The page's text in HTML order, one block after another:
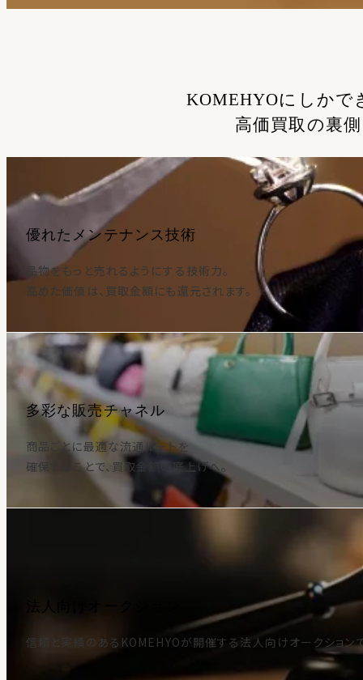
KOMEHYOにしかで
高価買取の裏側
優れたメンテナンス技術
品物をもっと売れるようにする技術力。
高めた価値は、買取金額にも還元されます。
多彩な販売チャネル
商品ごとに最適な流通ルートを
確保することで、買取金額の底上げへ。
法人向けオークション
信頼と実績のあるKOMEHYOが開催する法人向けオークション